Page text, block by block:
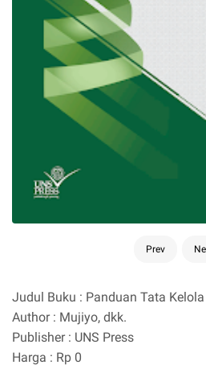
Prev
Judul Buku : Panduan Tata
Author : Mujiyo, dkk.
Publisher : UNS Press
Harga : Rp 0